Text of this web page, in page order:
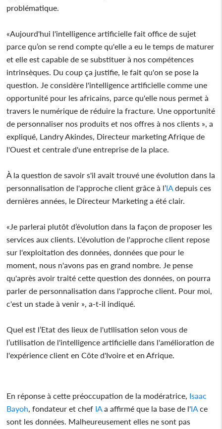
problématique.
«Aujourd'hui l'intelligence artificielle fait office de sujet
parce qu’on se rend compte qu'elle a eu le temps de maturer
et elle est capable de se substituer à nos compétences
intrinsèques. Du coup ça justifie, le fait qu'on se pose la
question. Je considère l'intelligence artificielle comme une
opportunité pour les africains, parce qu'elle nous permet à
travers le numérique de réduire la fracture. Une opportunité
de personnaliser nos produits et nos offres à nos clients », a
expliqué, Landry Akindes, Directeur marketing Afrique de
l'Ouest et centrale d'une entreprise de la place.
À la question de savoir s'il avait trouvé une évolution dans la
personnalisation de l'approche client grâce à l’IAdepuis ces
dernières années, le Directeur Marketing a été clair.
«Je parlerai plutôt d’évolution dans la façon de proposer les
services aux clients. L'évolution de l'approche client repose
sur l'exploitation des données, données que pour le
moment, nous n'avons pas en grand nombre. Je pense
qu'après avoir traité cette question des données, on pourra
parler de personnalisation dans l'approche client. Pour moi,
c'est un stade à venir », a-t-il indiqué.
Quel est l’Etat des lieux de l'utilisation selon vous de
l’utilisation de l'intelligence artificielle dans l'amélioration de
l'expérience client en Côte d'Ivoire et en Afrique.
En réponse à cette préoccupation de la modératrice, Isaac
Bayoh, fondateur et chef IAa affirmé que la base de l'IAce
sont les données. Malheureusement elles ne sont pas